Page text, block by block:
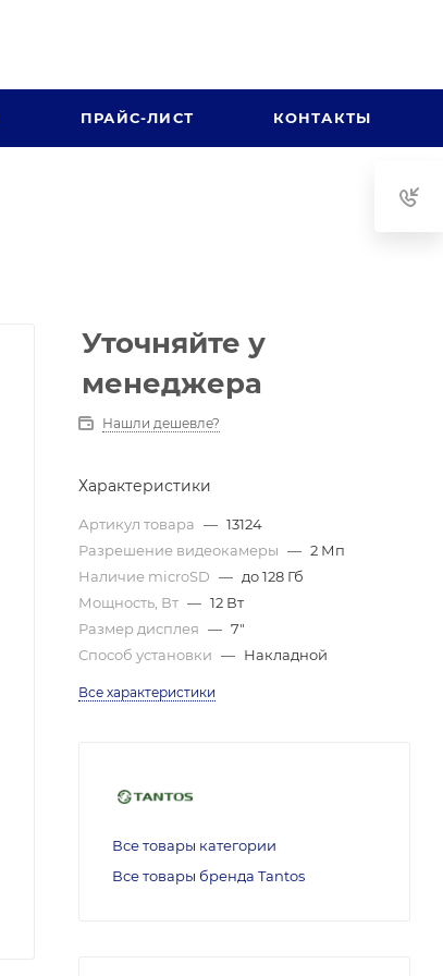
ПРАЙС-ЛИСТ КОНТАКТЫ
Уточняйте у
менеджера
Нашли дешевле?
Характеристики
Артикул товара — 13124
Разрешение видеокамеры — 2 Мп
Наличие microSD — до 128 Гб
Мощность, Вт — 12 Вт
Размер дисплея — 7″
Способ установки — Накладной
Все характеристики
Все товары категории
Все товары бренда Tantos